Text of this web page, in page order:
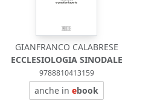
GIANFRANCO CALABRESE
ECCLESIOLOGIA SINODALE
9788810413159
anche inebook